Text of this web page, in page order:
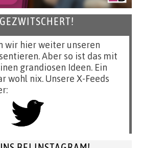
wir hier weiter unseren
Aber so ist das mit
grandiosen Ideen. Ein
wohl nix. Unsere X-Feeds